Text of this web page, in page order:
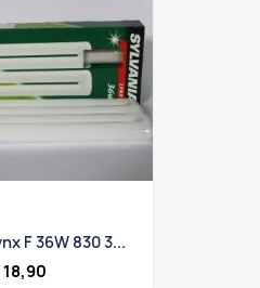
F 36W 830 3...